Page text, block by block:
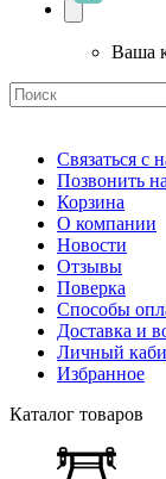
Ваша
Связаться с
Позвонить
Корзина
О компании
Новости
Отзывы
Поверка
Способы
Доставка и
Личный
Избранное
Каталог товаров